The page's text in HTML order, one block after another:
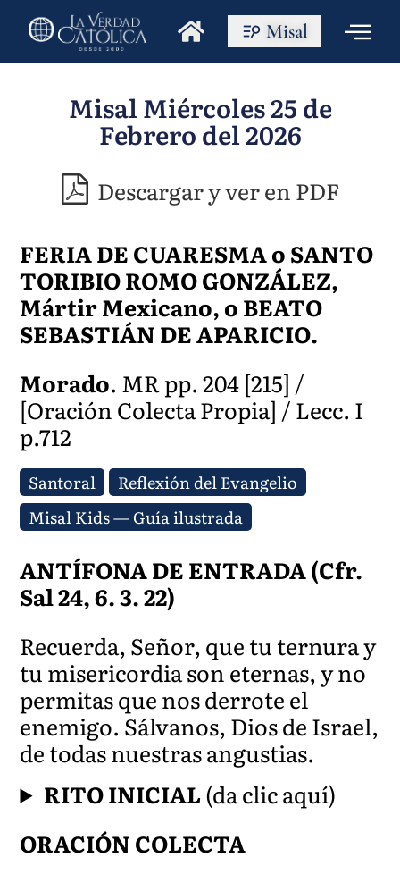
Misal
Misal Miércoles 25 de
Febrero del 2026
Descargar y ver en PDF
FERIA DE CUARESMA o SANTO
TORIBIO ROMO GONZÁLEZ,
Mártir Mexicano, o BEATO
SEBASTIÁN DE APARICIO.
Morado. MR pp. 204 [215] /
[Oración Colecta Propia] / Lecc. I
p.712
Santoral
Reflexión del Evangelio
Misal Kids — Guía ilustrada
ANTÍFONA DE ENTRADA (Cfr.
Sal 24, 6. 3. 22)
Recuerda, Señor, que tu ternura y
tu misericordia son eternas, y no
permitas que nos derrote el
enemigo. Sálvanos, Dios de Israel,
de todas nuestras angustias.
RITO INICIAL(da clic aquí)
ORACIÓN COLECTA